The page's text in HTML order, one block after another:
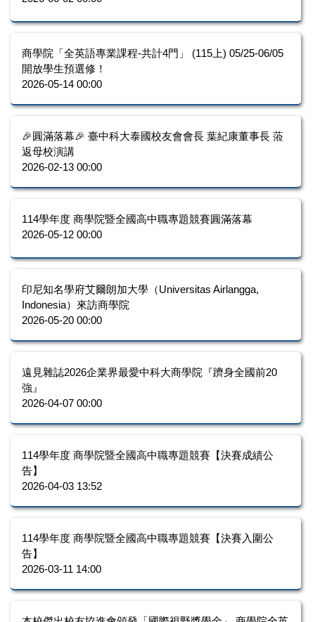
商學院「全英語專業課程-共計4門」 (115上) 05/25-06/05
開放學生預選修！
2026-05-14 00:00
🎉圓滿落幕🎉 臺中科大泰國校友會會長 葉紀康董事長 蒞
返母校演講
2026-02-13 00:00
114學年度 商學院暨全國高中職專題競賽圓滿落幕
2026-05-12 00:00
印尼知名學府艾爾朗加大學（Universitas Airlangga,
Indonesia）來訪商學院
2026-05-20 00:00
遠見雜誌2026企業界最愛中科大商學院『躋身全國前20
強』
2026-04-07 00:00
114學年度 商學院暨全國高中職專題競賽【決賽成績公
告】
2026-04-03 13:52
114學年度 商學院暨全國高中職專題競賽【決賽入圍公
告】
2026-03-11 14:00